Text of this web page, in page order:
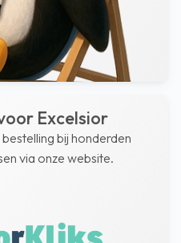
Excelsior
bij honderden
via onze website.